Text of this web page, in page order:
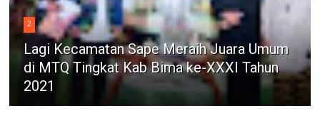
2
Lagi Kecamatan Sape Meraih Juara Umum
di MTQ Tingkat Kab Bima ke-XXXI Tahun
2021